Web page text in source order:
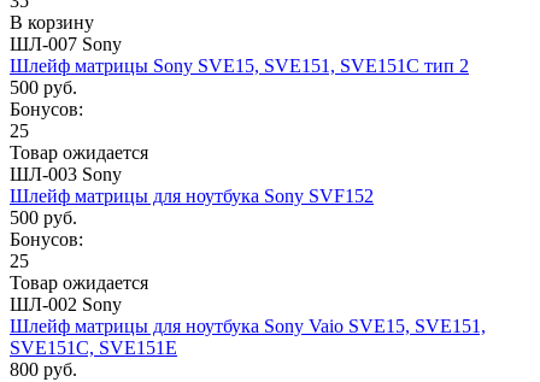
В корзину
ШЛ-007 Sony
Шлейф матрицы Sony SVE15, SVE151, SVE151C тип 2
500 руб.
Бонусов:
25
Товар ожидается
ШЛ-003 Sony
Шлейф матрицы для ноутбука Sony SVF152
500 руб.
Бонусов:
25
Товар ожидается
ШЛ-002 Sony
Шлейф матрицы для ноутбука Sony Vaio SVE15, SVE151,
SVE151C, SVE151E
800 руб.